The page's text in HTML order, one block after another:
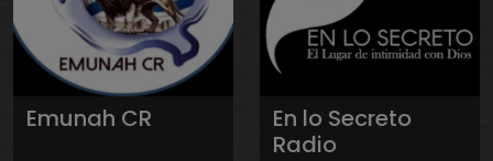
Emunah CR
En lo Secreto
Radio